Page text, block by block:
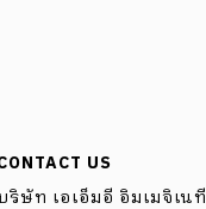
US
ริษัท เอเอ็มอี อิมเมจิเน